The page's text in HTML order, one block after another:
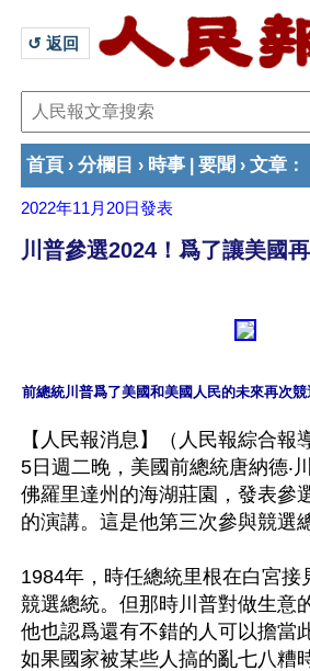
↺ 返回
首頁 › 分欄目 › 時事 要聞 › 文章 ：
2022年11月20日發表
川普參選2024！爲了讓美國
前總統川普爲了美國和美國人民的未來再次競
【人民報消息】（人民報綜合報
5日週二晚，美國前總統唐納德‧
佛羅里達州的海湖莊園，發表參
的演講。這是他第三次參與競選
1984年，時任總統里根在白宮接
競選總統。但那時川普對做生意
他也認爲還有不錯的人可以擔當
如果國家被某些人搞的亂七八糟